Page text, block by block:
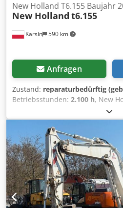
Karsin 590 km
New Holland T6.155 Baujahr
New Holland t6.155
Anfragen
Zustand: reparaturbedürftig
Betriebsstunden: 2.100 h, New
nach Überschlag. Startet,
Betriebsstunden. Dkodpfsyl S S